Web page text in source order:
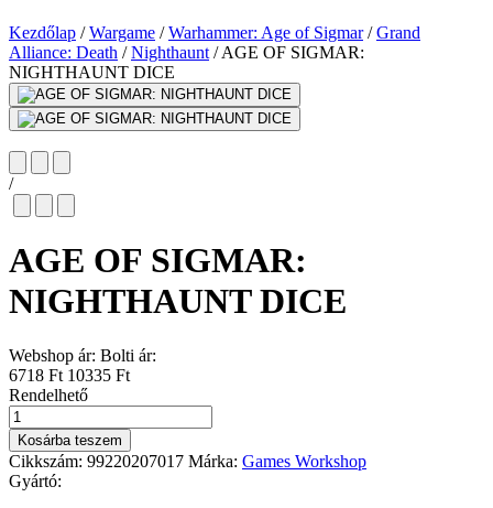
Kezdőlap / Wargame / Warhammer: Age of Sigmar / Grand
Alliance: Death / Nighthaunt /AGE OF SIGMAR:
NIGHTHAUNT DICE
/
AGE OF SIGMAR:
NIGHTHAUNT DICE
Webshop ár: Bolti ár:
6718 Ft 10335 Ft
Rendelhető
AGE
OF
SIGMAR:
NIGHTHAUNT
DICE
Kosárba teszem
Cikkszám: 99220207017 Márka: Games Workshop
Gyártó: